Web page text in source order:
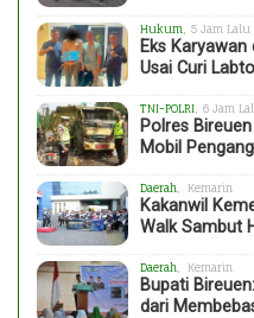
Hukum , 5 Jam Lalu
Eks
Usai Curi
TNI-POLRI , 6 Jam
Polres
Mobil
Daerah , Kemarin
Kakanwil
Walk Sambut
Daerah , Kemarin
Bupati
dari